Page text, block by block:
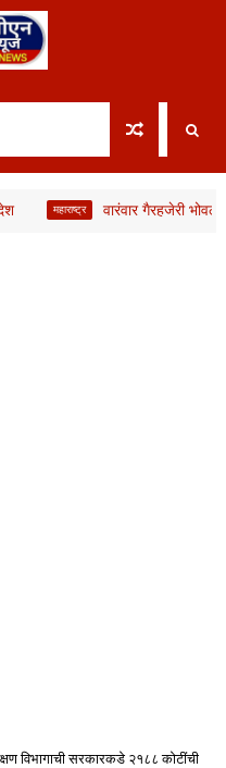
महाराष्ट्र वारंवार गैरहजेरी भोवली,
विभागाची सरकारकडे २१८८ कोटींची